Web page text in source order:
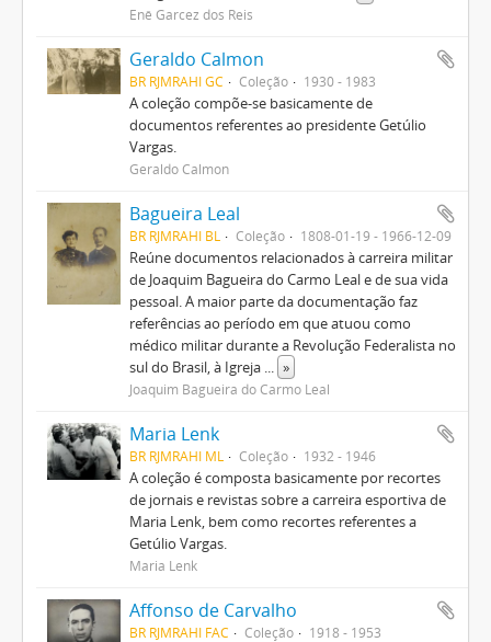
Enê Garcez dos Reis
Geraldo Calmon
BR RJMRAHI GC Coleção 1930 - 1983
A coleção compõe-se basicamente de
documentos referentes ao presidente Getúlio
Vargas.
Geraldo Calmon
Bagueira Leal
BR RJMRAHI BL Coleção 1808-01-19 - 1966-12-09
Reúne documentos relacionados à carreira militar
de Joaquim Bagueira do Carmo Leal e de sua vida
pessoal. A maior parte da documentação faz
referências ao período em que atuou como
médico militar durante a Revolução Federalista no
sul do Brasil, à Igreja ... »
Joaquim Bagueira do Carmo Leal
Maria Lenk
BR RJMRAHI ML Coleção 1932 - 1946
A coleção é composta basicamente por recortes
de jornais e revistas sobre a carreira esportiva de
Maria Lenk, bem como recortes referentes a
Getúlio Vargas.
Maria Lenk
Affonso de Carvalho
BR RJMRAHI FAC Coleção 1918 - 1953